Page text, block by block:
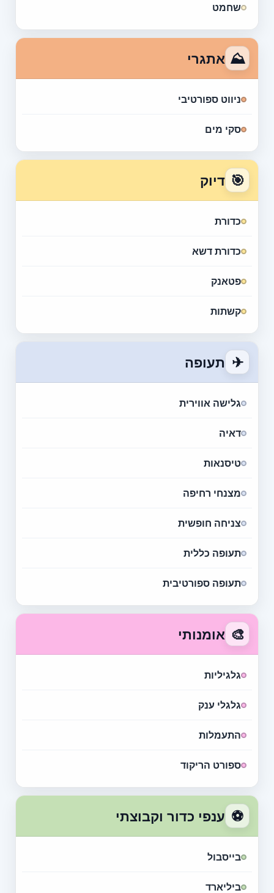
שחמט
⛰ אתגרי
ניווט ספורטיבי
סקי מים
🎯 דיוק
כדורת
כדורת דשא
פטאנק
קשתות
✈ תעופה
גלישה אווירית
דאיה
טיסנאות
מצנחי רחיפה
צניחה חופשית
תעופה כללית
תעופה ספורטיבית
🎨 אומנותי
גלגיליות
גלגלי ענק
התעמלות
ספורט הריקוד
⚽ ענפי כדור וקבוצתי
בייסבול
ביליארד